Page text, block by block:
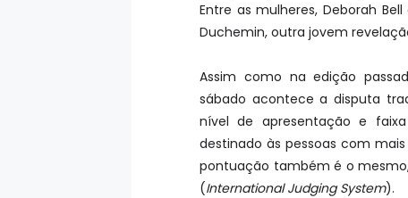
Entre as mulheres, Deborah
Duchemin, outra jovem
Assim como na edição
sábado acontece a disputa
nível de apresentação e
destinado às pessoas com
pontuação também é o mesmo,
(International Judging System).